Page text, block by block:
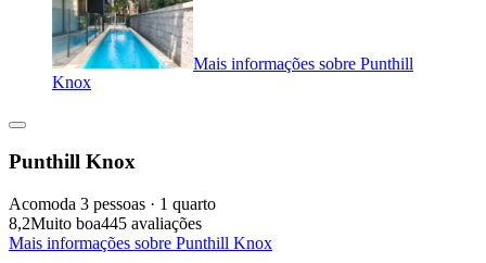
Mais informações sobre Punthill
Knox
Punthill Knox
Acomoda 3 pessoas · 1 quarto
8,2Muito boa445 avaliações
Mais informações sobre Punthill Knox